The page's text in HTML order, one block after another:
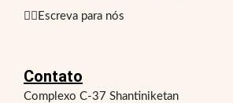
✍🏻Escreva para nós
Contato
Complexo C-37 Shantiniketan